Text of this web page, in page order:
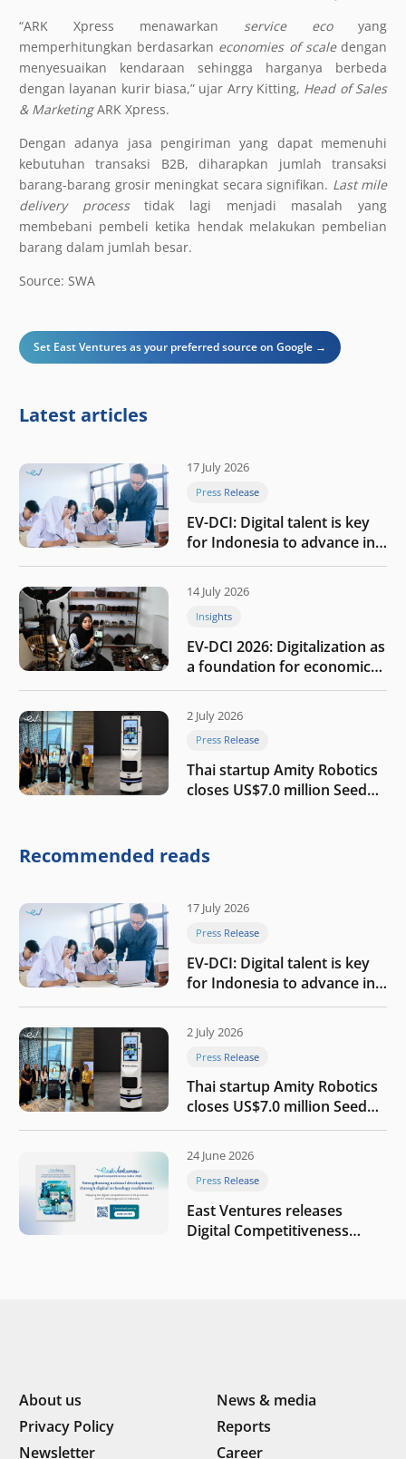
“ARK Xpress menawarkan service ecoyang
memperhitungkan berdasarkan economies of scaledengan
menyesuaikan kendaraan sehingga harganya berbeda
dengan layanan kurir biasa,” ujar Arry Kitting, Head of Sales
& MarketingARK Xpress.
Dengan adanya jasa pengiriman yang dapat memenuhi
kebutuhan transaksi B2B, diharapkan jumlah transaksi
barang-barang grosir meningkat secara signifikan. Last mile
delivery processtidak lagi menjadi masalah yang
membebani pembeli ketika hendak melakukan pembelian
barang dalam jumlah besar.
Source: SWA
Set East Ventures as your preferred source on Google →
Latest articles
17 July 2026
Press Release
EV-DCI: Digital talent is key
for Indonesia to advance in
the AI era
14 July 2026
Insights
EV-DCI 2026: Digitalization as
a foundation for economic
growth
2 July 2026
Press Release
Thai startup Amity Robotics
closes US$7.0 million Seed
company
Recommended reads
17 July 2026
Press Release
EV-DCI: Digital talent is key
for Indonesia to advance in
the AI era
2 July 2026
Press Release
Thai startup Amity Robotics
closes US$7.0 million Seed
round to build a globally
company
24 June 2026
Press Release
East Ventures releases
Digital Competitiveness
About us
News & media
Privacy Policy
Reports
Newsletter
Career